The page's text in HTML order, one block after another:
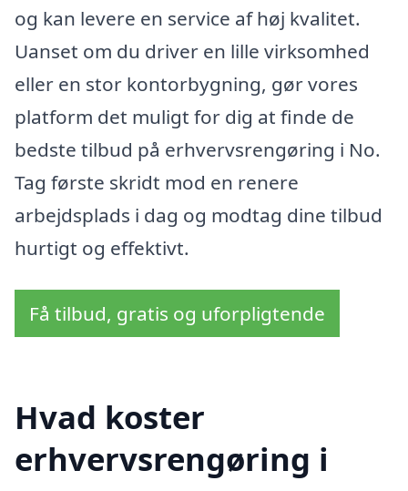
og kan levere en service af høj kvalitet.
Uanset om du driver en lille virksomhed
eller en stor kontorbygning, gør vores
platform det muligt for dig at finde de
bedste tilbud på erhvervsrengøring i No.
Tag første skridt mod en renere
arbejdsplads i dag og modtag dine tilbud
hurtigt og effektivt.
Få tilbud, gratis og uforpligtende
Hvad koster
erhvervsrengøring i